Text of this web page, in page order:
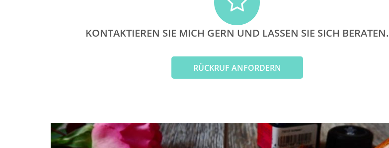
KONTAKTIEREN SIE MICH GERN UND LASSEN SIE SICH BERATEN.
RÜCKRUF ANFORDERN